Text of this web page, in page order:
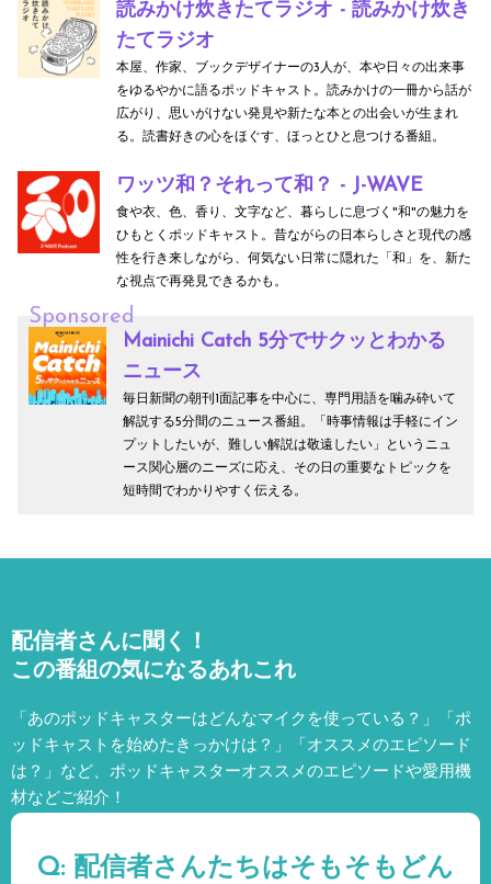
読みかけ炊きたてラジオ - 読みかけ炊き
たてラジオ
本屋、作家、ブックデザイナーの3人が、本や日々の出来事
をゆるやかに語るポッドキャスト。読みかけの一冊から話が
広がり、思いがけない発見や新たな本との出会いが生まれ
る。読書好きの心をほぐす、ほっとひと息つける番組。
ワッツ和？それって和？ - J-WAVE
食や衣、色、香り、文字など、暮らしに息づく"和"の魅力を
ひもとくポッドキャスト。昔ながらの日本らしさと現代の感
性を行き来しながら、何気ない日常に隠れた「和」を、新た
な視点で再発見できるかも。
Sponsored
Mainichi Catch 5分でサクッとわかる
ニュース
毎日新聞の朝刊1面記事を中心に、専門用語を噛み砕いて
解説する5分間のニュース番組。「時事情報は手軽にイン
プットしたいが、難しい解説は敬遠したい」というニュ
ース関心層のニーズに応え、その日の重要なトピックを
短時間でわかりやすく伝える。
配信者さんに聞く！
この番組の気になるあれこれ
「あのポッドキャスターはどんなマイクを使っている？」「ポ
ッドキャストを始めたきっかけは？」「オススメのエピソード
は？」など、 ポッドキャスターオススメのエピソードや愛用機
材などご紹介！
Q: 配信者さんたちはそもそもどん